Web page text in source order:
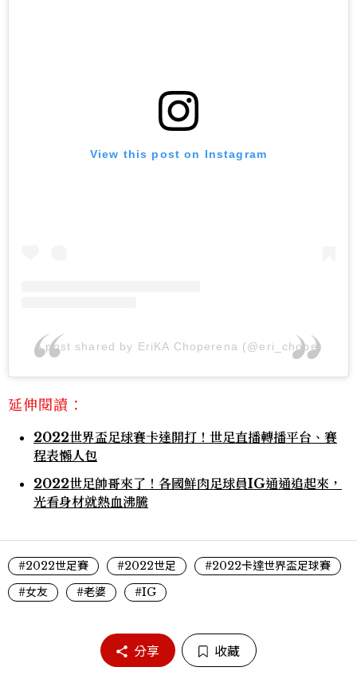
View this post on Instagram
A post shared by EriKA Choperena (@eri_chope)
延伸閱讀：
2022世界盃足球賽卡達開打！世足直播轉播平台、賽
程表懶人包
2022世足帥哥來了！各國鮮肉足球員IG通通追起來，
光看身材就熱血沸騰
#2022世足賽 #2022世足
#2022卡達世界盃足球賽
#女友
#老婆 #IG
分享 收藏